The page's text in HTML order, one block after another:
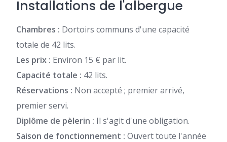
Installations de l'albergue
Chambres : Dortoirs communs d'une capacité
totale de 42 lits.
Les prix : Environ 15 € par lit.
Capacité totale : 42 lits.
Réservations : Non accepté ; premier arrivé,
premier servi.
Diplôme de pèlerin : Il s'agit d'une obligation.
Saison de fonctionnement : Ouvert toute l'année